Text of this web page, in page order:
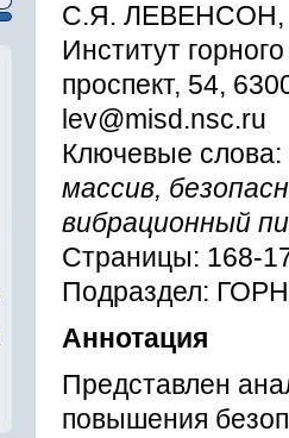
С.Я.
Институт
проспект, 54,
lev@misd.nsc.ru
Ключевые слова:
массив,
вибрационный
Страницы: 168-
Подраздел:
Аннотация
Представлен
повышения